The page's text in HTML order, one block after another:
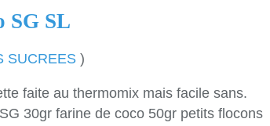
SG SL
SUCREES )
faite au thermomix mais facile sans.
30gr farine de coco 50gr petits flocons